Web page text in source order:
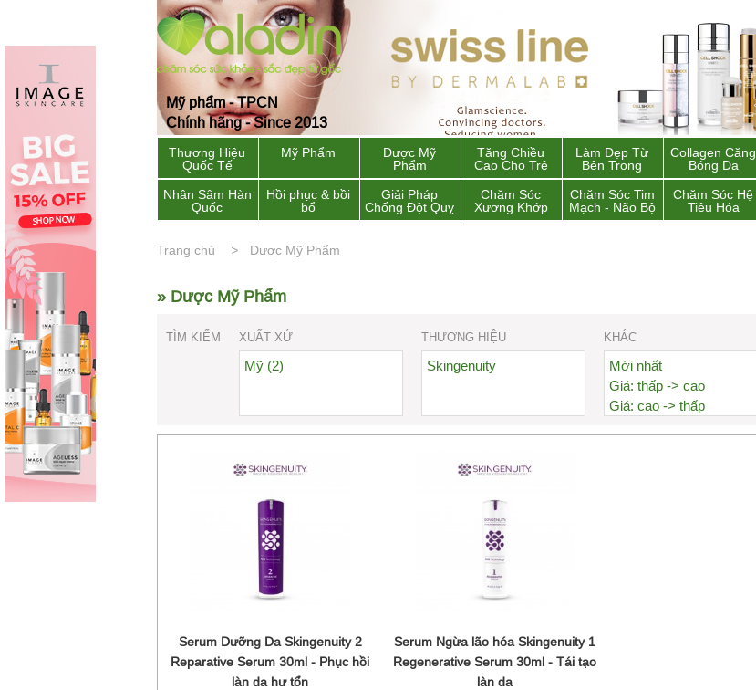
Mỹ phẩm - TPCN
Chính hãng - Since 2013
Thương Hiệu
Quốc Tế
Mỹ Phẩm
Dược Mỹ
Phẩm
Tăng Chiều
Cao Cho Trẻ
Làm Đẹp Từ
Bên Trong
Collagen Căng
Bóng Da
Nhân Sâm Hàn
Quốc
Hồi phục & bồi
bổ
Giải Pháp
Chống Đột Quỵ
Chăm Sóc
Xương Khớp
Chăm Sóc Tim
Mạch - Não Bộ
Chăm Sóc Hệ
Tiêu Hóa
Trang chủ Dược Mỹ Phẩm
» Dược Mỹ Phẩm
TÌM KIẾM XUẤT XỨ
Mỹ (2)
THƯƠNG HIỆU
Skingenuity
KHÁC
Mới nhất
Giá: thấp -> cao
Giá: cao -> thấp
Serum Dưỡng Da Skingenuity 2
Reparative Serum 30ml - Phục hồi
làn da hư tổn
Serum Ngừa lão hóa Skingenuity 1
Regenerative Serum 30ml - Tái tạo
làn da